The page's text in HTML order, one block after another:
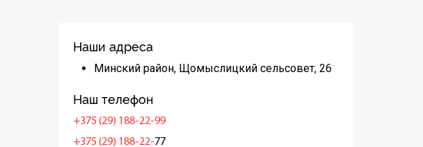
Наши адреса
Минский район, Щомыслицкий сельсовет, 26
Наш телефон
+375 (29) 188-22-99
+375 (29) 188-22-77